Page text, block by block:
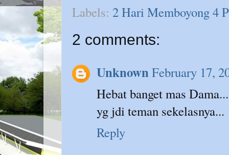
Labels: 2 Hari Memboyong 4
2 comments:
UnknownFebruary 17,
Hebat banget mas
yg jdi teman sekelasnya...
Reply